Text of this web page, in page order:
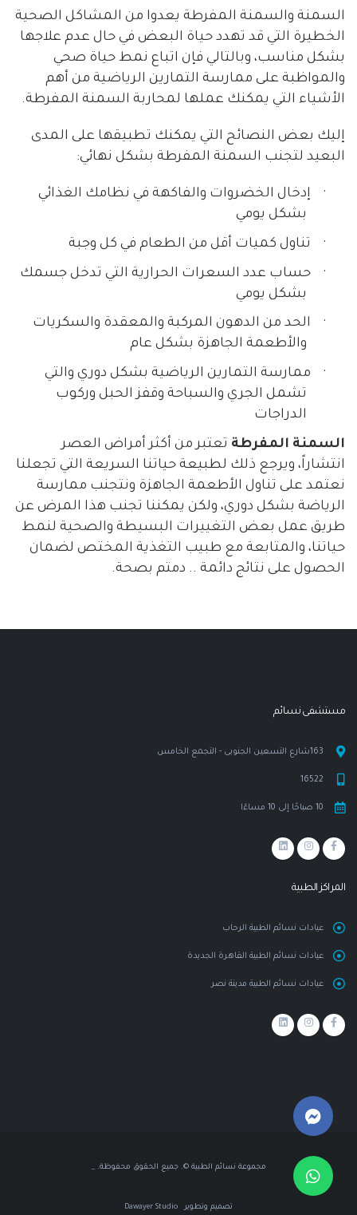
السمنة والسمنة المفرطة يعدوا من المشاكل الصحية
الخطيرة التي قد تهدد حياة البعض في حال عدم علاجها
بشكل مناسب، وبالتالي فإن اتباع نمط حياة صحي
والمواظبة على ممارسة التمارين الرياضية من أهم
الأشياء التي يمكنك عملها لمحاربة السمنة المفرطة.
إليك بعض النصائح التي يمكنك تطبيقها على المدى
البعيد لتجنب السمنة المفرطة بشكل نهائي:
·
إدخال الخضروات والفاكهة في نظامك الغذائي
بشكل يومي
·
تناول كميات أقل من الطعام في كل وجبة
·
حساب عدد السعرات الحرارية التي تدخل جسمك
بشكل يومي
·
الحد من الدهون المركبة والمعقدة والسكريات
والأطعمة الجاهزة بشكل عام
·
ممارسة التمارين الرياضية بشكل دوري والتي
تشمل الجري والسباحة وقفز الحبل وركوب
الدراجات
السمنة المفرطة تعتبر من أكثر أمراض العصر
انتشاراً، ويرجع ذلك لطبيعة حياتنا السريعة التي تجعلنا
نعتمد على تناول الأطعمة الجاهزة ونتجنب ممارسة
الرياضة بشكل دوري، ولكن يمكننا تجنب هذا المرض عن
طريق عمل بعض التغييرات البسيطة والصحية لنمط
حياتنا، والمتابعة مع طبيب التغذية المختص لضمان
الحصول على نتائج دائمة .. دمتم بصحة.
مستشفى نسـائم
163شارع التسعين الجنوبى - التجمع الخامس
16522
10 صباحًا إلى 10 مساءًا
المراكز الطبية
عيادات نسائم الطبية الرحاب
عيادات نسائم الطبية القاهرة الجديدة
عيادات نسائم الطبية مدينة نصر
مجموعة نسائم الطبية ©. جميع الحقوق محفوظة. _
تصميم وتطوير Dawayer Studio